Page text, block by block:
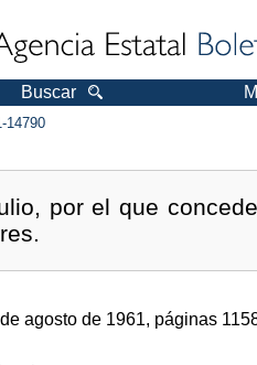
Buscar
14790
por el que
agosto de 1961, páginas